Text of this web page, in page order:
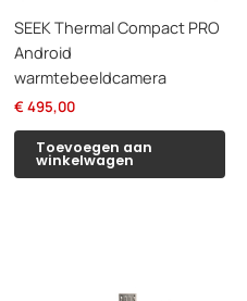
SEEK Thermal Compact PRO
Android
warmtebeeldcamera
€ 495,00
Toevoegen aan
winkelwagen